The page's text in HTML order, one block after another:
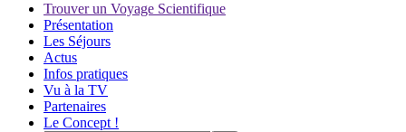
Trouver un Voyage Scientifique
Présentation
Les Séjours
Actus
Infos pratiques
Vu à la TV
Partenaires
Le Concept !